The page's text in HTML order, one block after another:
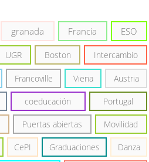
granada Francia ESO
UGR Boston Intercambio
Francoville Viena Austria
coeducación Portugal
Puertas abiertas Movilidad
CePI Graduaciones Danza